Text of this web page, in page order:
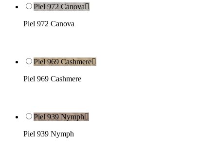
Piel 972 Canova
Piel 972 Canova
Piel 969 Cashmere
Piel 969 Cashmere
Piel 939 Nymph
Piel 939 Nymph